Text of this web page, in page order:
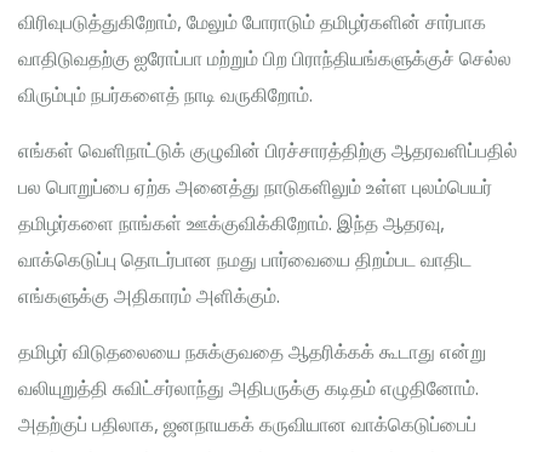
விரிவுபடுத்துகிறோம், மேலும் போராடும் தமிழர்களின் சார்பாக
வாதிடுவதற்கு ஐரோப்பா மற்றும் பிற பிராந்தியங்களுக்குச் செல்ல
விரும்பும் நபர்களைத் நாடி வருகிறோம்.
எங்கள் வெளிநாட்டுக் குழுவின் பிரச்சாரத்திற்கு ஆதரவளிப்பதில்
பல பொறுப்பை ஏற்க அனைத்து நாடுகளிலும் உள்ள புலம்பெயர்
தமிழர்களை நாங்கள் ஊக்குவிக்கிறோம். இந்த ஆதரவு,
வாக்கெடுப்பு தொடர்பான நமது பார்வையை திறம்பட வாதிட
எங்களுக்கு அதிகாரம் அளிக்கும்.
தமிழர் விடுதலையை நசுக்குவதை ஆதரிக்கக் கூடாது என்று
வலியுறுத்தி சுவிட்சர்லாந்து அதிபருக்கு கடிதம் எழுதினோம்.
அதற்குப் பதிலாக, ஜனநாயகக் கருவியான வாக்கெடுப்பைப்